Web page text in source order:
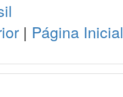
| Página Inicial